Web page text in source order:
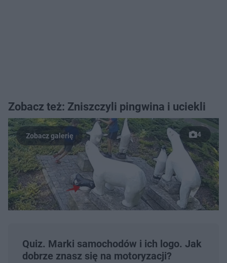
Zobacz też: Zniszczyli pingwina i uciekli
4
Quiz. Marki samochodów i ich logo. Jak
dobrze znasz się na motoryzacji?